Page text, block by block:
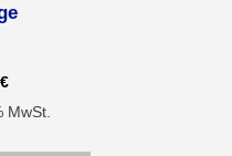
€
MwSt.